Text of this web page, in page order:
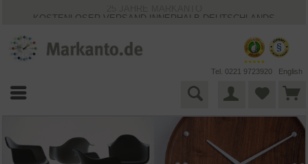
KOSTENLOSER VERSAND INNERHALB DEUTSCHLANDS
VIELFÄLTIGE ZAHLUNGSMÖGLICHKEITEN
BESTPRICE-GARANTIE
Tel. 0221 9723920 English